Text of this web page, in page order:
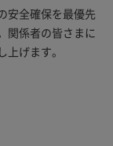
安全確保を最優先
関係者の皆さまに
げます。